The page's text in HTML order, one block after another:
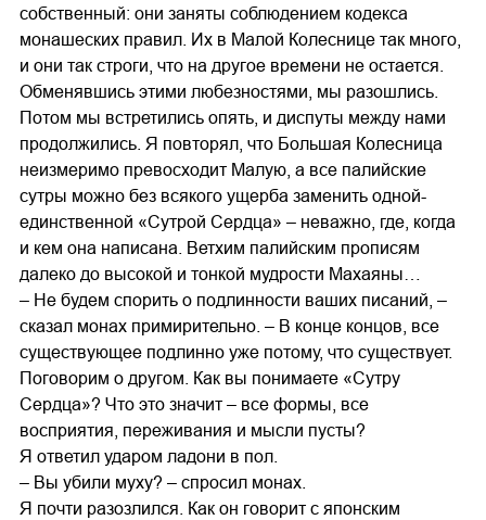
собственный: они заняты соблюдением кодекса
монашеских правил. Их в Малой Колеснице так много,
и они так строги, что на другое времени не остается.
Обменявшись этими любезностями, мы разошлись.
Потом мы встретились опять, и диспуты между нами
продолжились. Я повторял, что Большая Колесница
неизмеримо превосходит Малую, а все палийские
сутры можно без всякого ущерба заменить одной-
единственной «Сутрой Сердца» – неважно, где, когда
и кем она написана. Ветхим палийским прописям
далеко до высокой и тонкой мудрости Махаяны…
– Не будем спорить о подлинности ваших писаний, –
сказал монах примирительно. – В конце концов, все
существующее подлинно уже потому, что существует.
Поговорим о другом. Как вы понимаете «Сутру
Сердца»? Что это значит – все формы, все
восприятия, переживания и мысли пусты?
Я ответил ударом ладони в пол.
– Вы убили муху? – спросил монах.
Я почти разозлился. Как он говорит с японским